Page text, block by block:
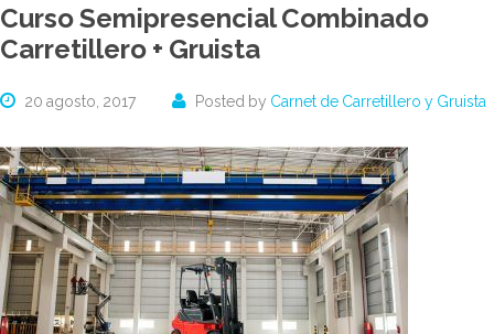
Curso Semipresencial Combinado
Carretillero + Gruista
20 agosto, 2017 Posted by Carnet de Carretillero y Gruista